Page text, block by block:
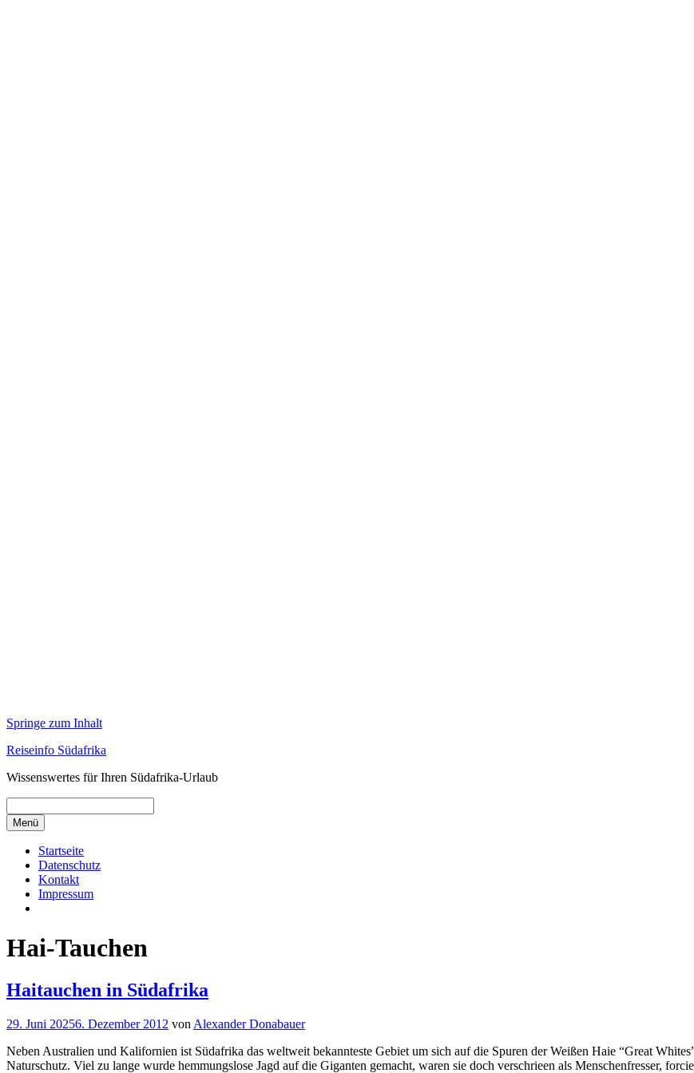
Springe zum Inhalt
Reiseinfo Südafrika
Wissenswertes für Ihren Südafrika-Urlaub
Menü
Startseite
Datenschutz
Kontakt
Impressum
Hai-Tauchen
Haitauchen in Südafrika
29. Juni 20256. Dezember 2012 von Alexander Donabauer
Neben Australien und Kalifornien ist Südafrika das weltweit bekannteste Gebiet um sich auf die Spuren der Weißen Haie “Great
Naturschutz. Viel zu lange wurde hemmungslose Jagd auf die Giganten gemacht, waren sie doch verschrieen als Menschenfresser,